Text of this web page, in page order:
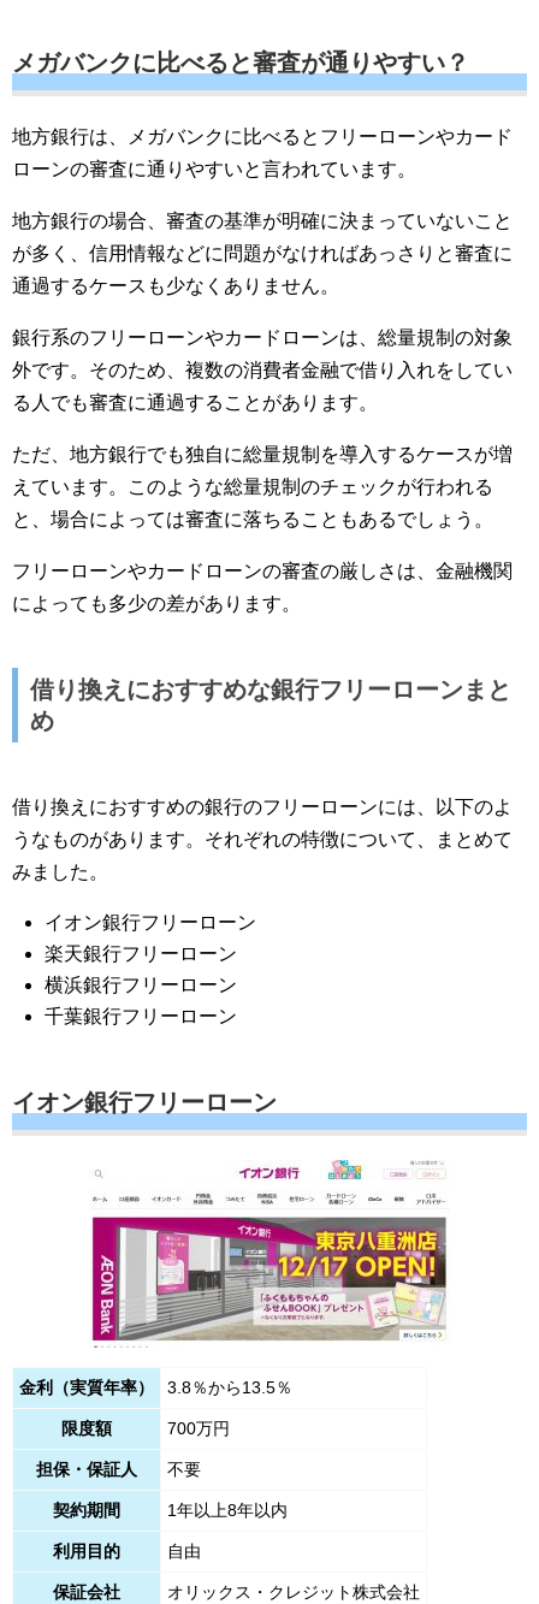
メガバンクに比べると審査が通りやすい？
地方銀行は、メガバンクに比べるとフリーローンやカード
ローンの審査に通りやすいと言われています。
地方銀行の場合、審査の基準が明確に決まっていないこと
が多く、信用情報などに問題がなければあっさりと審査に
通過するケースも少なくありません。
銀行系のフリーローンやカードローンは、総量規制の対象
外です。そのため、複数の消費者金融で借り入れをしてい
る人でも審査に通過することがあります。
ただ、地方銀行でも独自に総量規制を導入するケースが増
えています。このような総量規制のチェックが行われる
と、場合によっては審査に落ちることもあるでしょう。
フリーローンやカードローンの審査の厳しさは、金融機関
によっても多少の差があります。
借り換えにおすすめな銀行フリーローンまと
め
借り換えにおすすめの銀行のフリーローンには、以下のよ
うなものがあります。それぞれの特徴について、まとめて
みました。
イオン銀行フリーローン
楽天銀行フリーローン
横浜銀行フリーローン
千葉銀行フリーローン
イオン銀行フリーローン
金利（実質年率） 3.8％から13.5％
限度額 700万円
担保・保証人 不要
契約期間 1年以上8年以内
利用目的 自由
保証会社 オリックス・クレジット株式会社